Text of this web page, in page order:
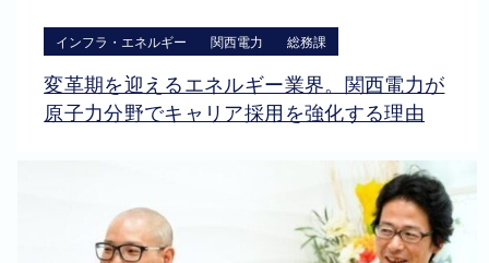
インフラ・エネルギー 関西電力 総務課
変革期を迎えるエネルギー業界。関西電力が
原子力分野でキャリア採用を強化する理由